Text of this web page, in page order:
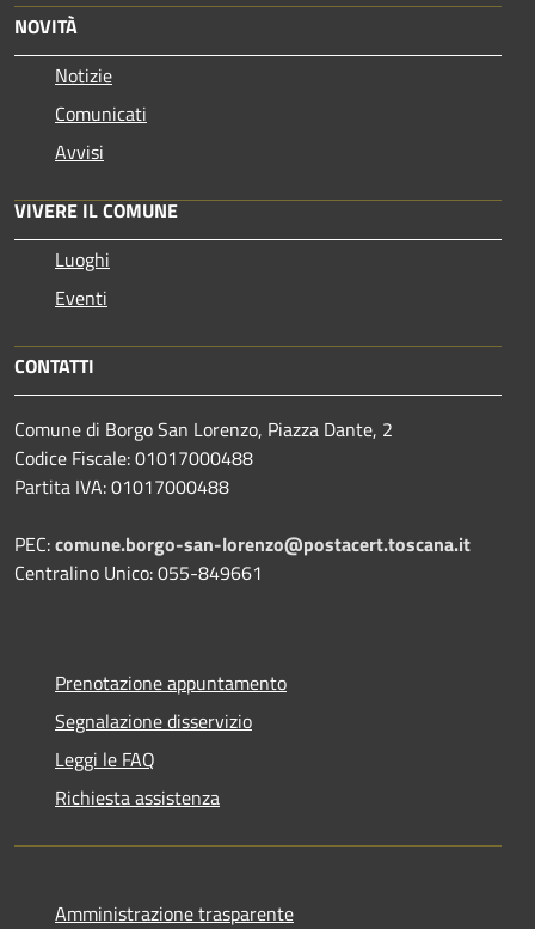
NOVITÀ
Notizie
Comunicati
Avvisi
VIVERE IL COMUNE
Luoghi
Eventi
CONTATTI
Comune di Borgo San Lorenzo, Piazza Dante, 2
Codice Fiscale: 01017000488
Partita IVA: 01017000488
PEC:comune.borgo-san-lorenzo@postacert.toscana.it
Centralino Unico: 055-849661
Prenotazione appuntamento
Segnalazione disservizio
Leggi le FAQ
Richiesta assistenza
Amministrazione trasparente